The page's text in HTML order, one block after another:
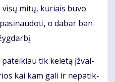
mi­tų, ku­riais bu­vo
o da­bar ban­
pa­tei­kiau tik ke­le­tą įžval­
kai kam ga­li ir ne­pa­tik­